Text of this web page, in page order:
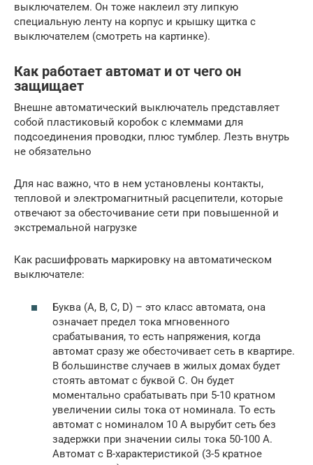
выключателем. Он тоже наклеил эту липкую
специальную ленту на корпус и крышку щитка с
выключателем (смотреть на картинке).
Как работает автомат и от чего он
защищает
Внешне автоматический выключатель представляет
собой пластиковый коробок с клеммами для
подсоединения проводки, плюс тумблер. Лезть внутрь
не обязательно
Для нас важно, что в нем установлены контакты,
тепловой и электромагнитный расцепители, которые
отвечают за обесточивание сети при повышенной и
экстремальной нагрузке
Как расшифровать маркировку на автоматическом
выключателе:
Буква (A, B, C, D) – это класс автомата, она
означает предел тока мгновенного
срабатывания, то есть напряжения, когда
автомат сразу же обесточивает сеть в квартире.
В большинстве случаев в жилых домах будет
стоять автомат с буквой C. Он будет
моментально срабатывать при 5-10 кратном
увеличении силы тока от номинала. То есть
автомат с номиналом 10 А вырубит сеть без
задержки при значении силы тока 50-100 А.
Автомат с B-характеристикой (3-5 кратное